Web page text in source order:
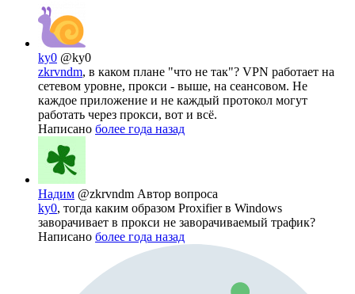
ky0 @ky0
zkrvndm, в каком плане "что не так"? VPN работает на
сетевом уровне, прокси - выше, на сеансовом. Не
каждое приложение и не каждый протокол могут
работать через прокси, вот и всё.
Написано более года назад
Надим @zkrvndm Автор вопроса
ky0, тогда каким образом Proxifier в Windows
заворачивает в прокси не заворачиваемый трафик?
Написано более года назад